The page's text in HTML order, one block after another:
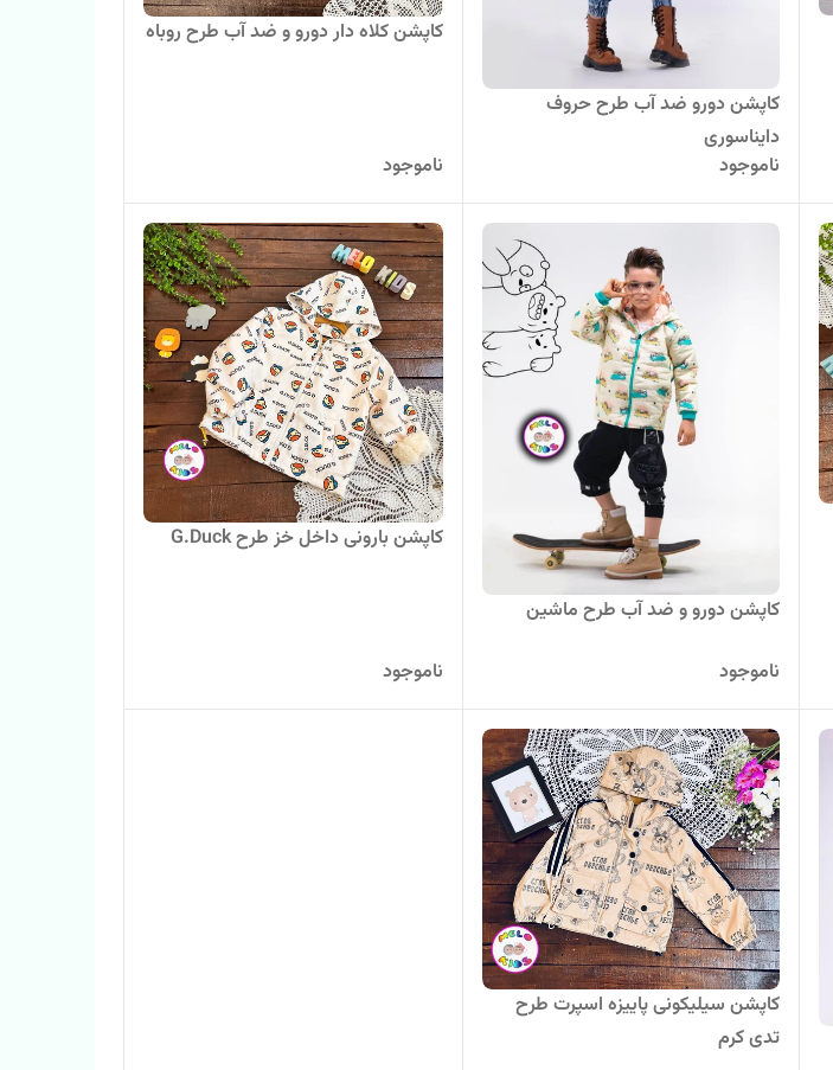
کاپشن دورو ضد آب طرح حروف
دایناسوری
ناموجود
کاپشن کلاه دار دورو و ضد آب طرح روباه
ناموجود
کاپشن دورو و ضد آب طرح ماشین
ناموجود
کاپشن بارونی داخل خز طرح G.Duck
ناموجود
کاپشن سیلیکونی پاییزه اسپرت طرح
تدی کرم